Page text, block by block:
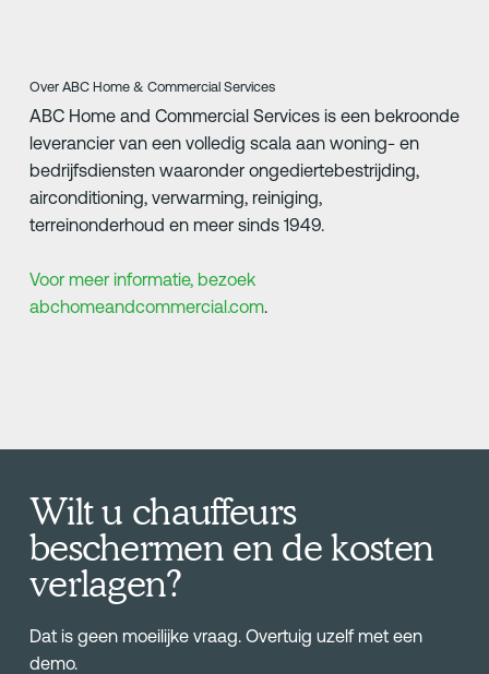
Over ABC Home & Commercial Services
ABC Home and Commercial Services is een bekroonde
leverancier van een volledig scala aan woning- en
bedrijfsdiensten waaronder ongediertebestrijding,
airconditioning, verwarming, reiniging,
terreinonderhoud en meer sinds 1949.
Voor meer informatie, bezoek
abchomeandcommercial.com.
Wilt u chauffeurs
beschermen en de kosten
verlagen?
Dat is geen moeilijke vraag. Overtuig uzelf met een
demo.